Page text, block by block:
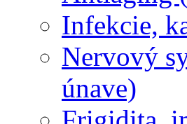
Infekcie,
Nervový
únave)